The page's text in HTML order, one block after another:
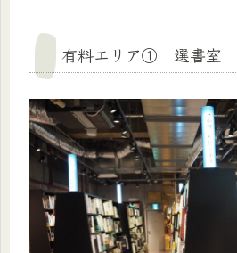
有料エリア① 選書室